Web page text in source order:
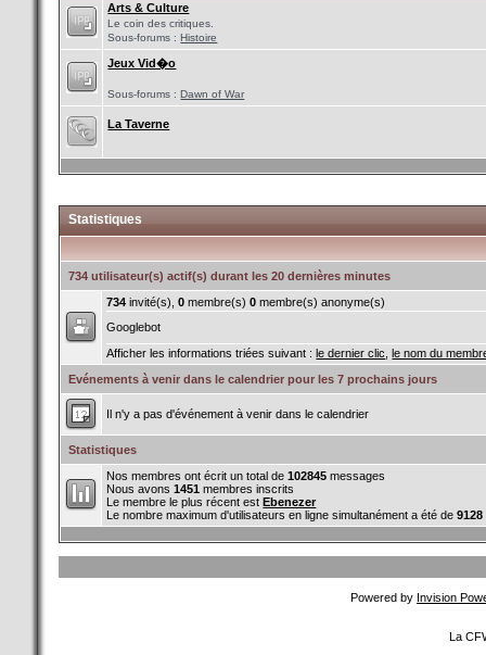
Arts & Culture
Le coin des critiques.
Sous-forums :Histoire
Jeux Vid�o
Sous-forums :Dawn of War
La Taverne
Statistiques
734 utilisateur(s) actif(s) durant les 20 dernières minutes
734 invité(s),0 membre(s)0 membre(s) anonyme(s)
Googlebot
Afficher les informations triées suivant :le dernier clic ,le nom du
Evénements à venir dans le calendrier pour les 7 prochains jours
Il n'y a pas d'événement à venir dans le calendrier
Statistiques
Nos membres ont écrit un total de102845 messages
Nous avons1451 membres inscrits
Le membre le plus récent estEbenezer
Le nombre maximum d'utilisateurs en ligne simultanément a été de9128
Powered by Invision
La